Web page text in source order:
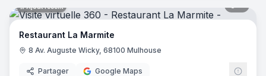
Ajout récent
Restaurant La Marmite
8 Av. Auguste Wicky, 68100 Mulhouse
Partager Google Maps